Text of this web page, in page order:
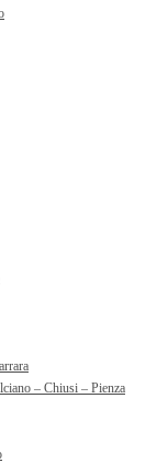
– Chiusi – Pienza